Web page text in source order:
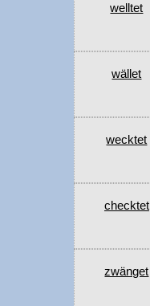
welltet
wället
wecktet
checktet
zwänget